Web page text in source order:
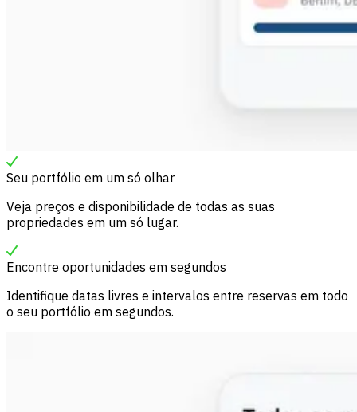
Seu portfólio em um só olhar
Veja preços e disponibilidade de todas as suas
propriedades em um só lugar.
Encontre oportunidades em segundos
Identifique datas livres e intervalos entre reservas em todo
o seu portfólio em segundos.